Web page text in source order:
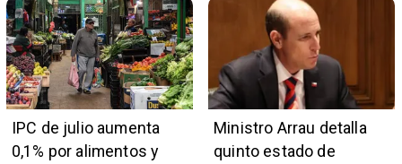
IPC de julio aumenta
0,1% por alimentos y
Ministro Arrau detalla
quinto estado de